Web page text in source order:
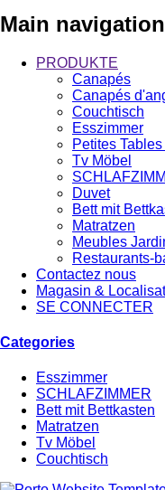
Main navigation
PRODUKTE
Canapés
Canapés
Couchtisch
Esszimmer
Petites
Tv Möbel
Duvet
Bett mit
Matratzen
Meubles
Restaurants-
Contactez nous
Magasin &
SE CONNECTER
Categories
Esszimmer
SCHLAFZIMMER
Bett mit Bettkasten
Matratzen
Tv Möbel
Couchtisch